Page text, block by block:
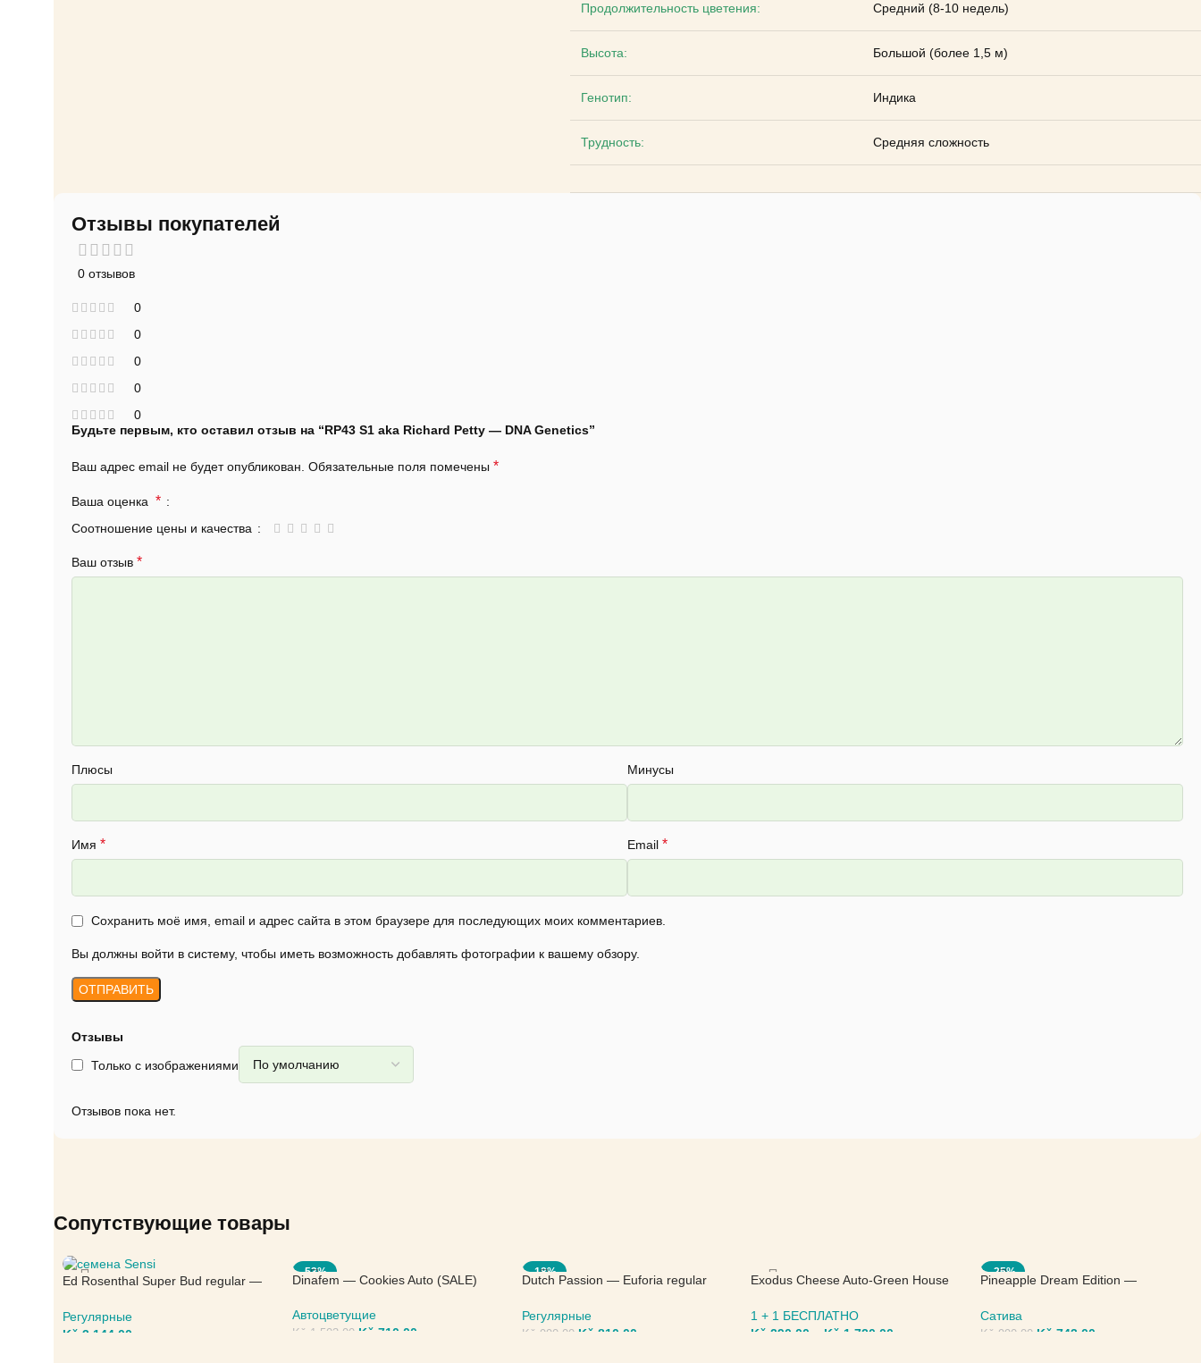
Продолжительность цветения: Средний (8-10 недель)
Высота: Большой (более 1,5 м)
Генотип: Индика
Трудность: Средняя сложность
Отзывы покупателей
0 отзывов
0
0
0
0
0
Отзывы
Только с изображениями
Отзывов пока нет.
Будьте первым, кто оставил отзыв на “RP43 S1 aka Richard Petty — DNA Genetics”
Ваш адрес email не будет опубликован. Обязательные поля помечены *
Ваша оценка *
Соотношение цены и качества
Ваш отзыв *
Плюсы Минусы
Имя * Email *
Сохранить моё имя, email и адрес сайта в этом браузере для последующих моих комментариев.
Вы должны войти в систему, чтобы иметь возможность добавлять фотографии к вашему обзору.
Сопутствующие товары
Ed Rosenthal Super Bud regular —
Регулярные
Kč 3.144,00
-53%
Dinafem — Cookies Auto (SALE)
Автоцветущие
Kč 1.503,00 Kč 710,00
-18%
Dutch Passion — Euforia regular
Регулярные
Kč 990,00 Kč 810,00
Exodus Cheese Auto-Green House
1 + 1 БЕСПЛАТНО
Kč 290,00 Kč 1.720,00
-25%
Pineapple Dream Edition —
Сатива
Kč 990,00 Kč 743,00